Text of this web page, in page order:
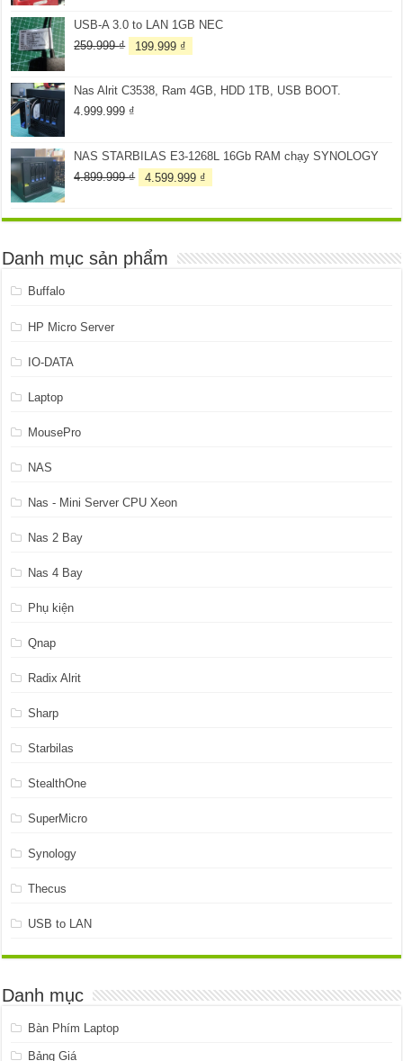
4.399.999 ₫.
là:
USB-A 3.0 to LAN 1GB NEC
259.999₫
Giá
259.999 ₫.
199.999 ₫
là:
Nas Alrit C3538, Ram 4GB, HDD 1TB, USB BOOT.
4.999.999 ₫
NAS STARBILAS E3-1268L 16Gb RAM chạy SYNOLOGY
4.899.999₫
Giá
4.899.999 ₫.
4.599.999 ₫
là:
Danh mục sản phẩm
Buffalo
HP Micro Server
IO-DATA
Laptop
MousePro
NAS
Nas - Mini Server CPU Xeon
Nas 2 Bay
Nas 4 Bay
Phụ kiện
Qnap
Radix Alrit
Sharp
Starbilas
StealthOne
SuperMicro
Synology
Thecus
USB to LAN
Danh mục
Bàn Phím Laptop
Bảng Giá